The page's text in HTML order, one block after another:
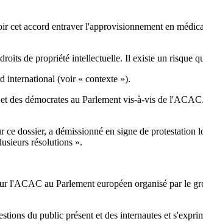
accord entraver l'approvisionnement en
de propriété intellectuelle. Il existe un risque
international (voir « contexte »).
des démocrates au Parlement vis-à-vis de
dossier, a démissionné en signe de protestation
résolutions ».
l'ACAC au Parlement européen organisé par le
du public présent et des internautes et